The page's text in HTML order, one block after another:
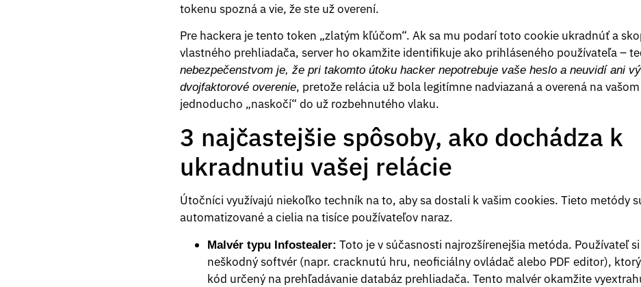
tokenu spozná a vie, že ste už overení.
Pre hackera je tento token „zlatým kľúčom“. Ak sa mu podarí toto cookie ukradnúť a
vlastného prehliadača, server ho okamžite identifikuje ako prihláseného používateľa –
nebezpečenstvom je, že pri takomto útoku hacker nepotrebuje vaše heslo a neuvidí ani
dvojfaktorové overenie, pretože relácia už bola legitímne nadviazaná a overená na
jednoducho „naskočí“ do už rozbehnutého vlaku.
3 najčastejšie spôsoby, ako dochádza k
ukradnutiu vašej relácie
Útočníci využívajú niekoľko techník na to, aby sa dostali k vašim cookies. Tieto metódy
automatizované a cielia na tisíce používateľov naraz.
Malvér typu Infostealer: Toto je v súčasnosti najrozšírenejšia metóda. Používateľ
neškodný softvér (napr. cracknutú hru, neoficiálny ovládač alebo PDF editor),
kód určený na prehľadávanie databáz prehliadača. Tento malvér okamžite